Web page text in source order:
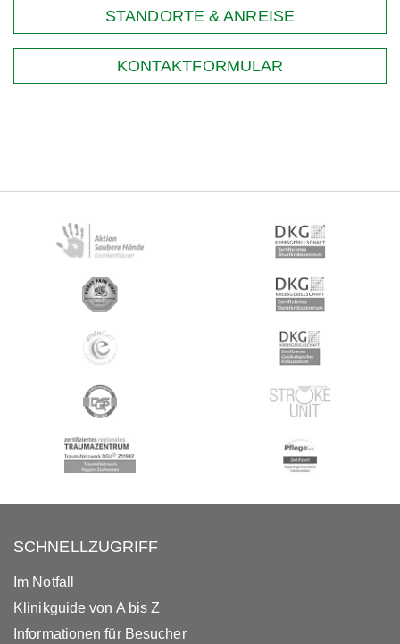
STANDORTE & ANREISE
KONTAKTFORMULAR
SCHNELLZUGRIFF
Im Notfall
Klinikguide von A bis Z
Informationen für Besucher